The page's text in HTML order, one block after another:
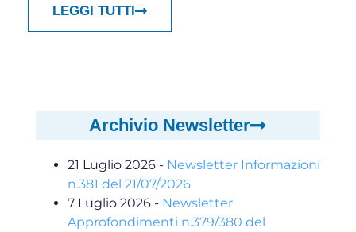
LEGGI TUTTI
Archivio Newsletter
21 Luglio 2026 - Newsletter Informazioni
n.381 del 21/07/2026
7 Luglio 2026 - Newsletter
Approfondimenti n.379/380 del